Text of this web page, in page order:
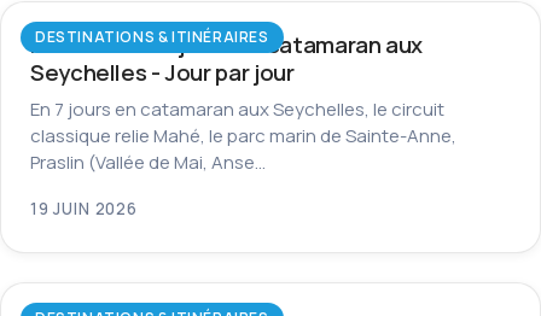
DESTINATIONS & ITINÉRAIRES
Itinéraire de 7 jours en catamaran aux
Seychelles - Jour par jour
En 7 jours en catamaran aux Seychelles, le circuit
classique relie Mahé, le parc marin de Sainte-Anne,
Praslin (Vallée de Mai, Anse…
19 JUIN 2026